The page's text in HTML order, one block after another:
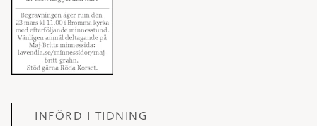
INFÖRD I TIDNING